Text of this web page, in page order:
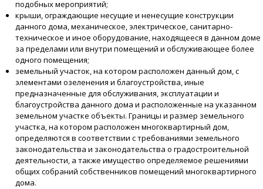
подобных мероприятий;
крыши, ограждающие несущие и ненесущие конструкции
данного дома, механическое, электрическое, санитарно-
техническое и иное оборудование, находящееся в данном доме
за пределами или внутри помещений и обслуживающее более
одного помещения;
земельный участок, на котором расположен данный дом, с
элементами озеленения и благоустройства, иные
предназначенные для обслуживания, эксплуатации и
благоустройства данного дома и расположенные на указанном
земельном участке объекты. Границы и размер земельного
участка, на котором расположен многоквартирный дом,
определяются в соответствии с требованиями земельного
законодательства и законодательства о градостроительной
деятельности, а также имущество определяемое решениями
общих собраний собственников помещений многоквартирного
дома.